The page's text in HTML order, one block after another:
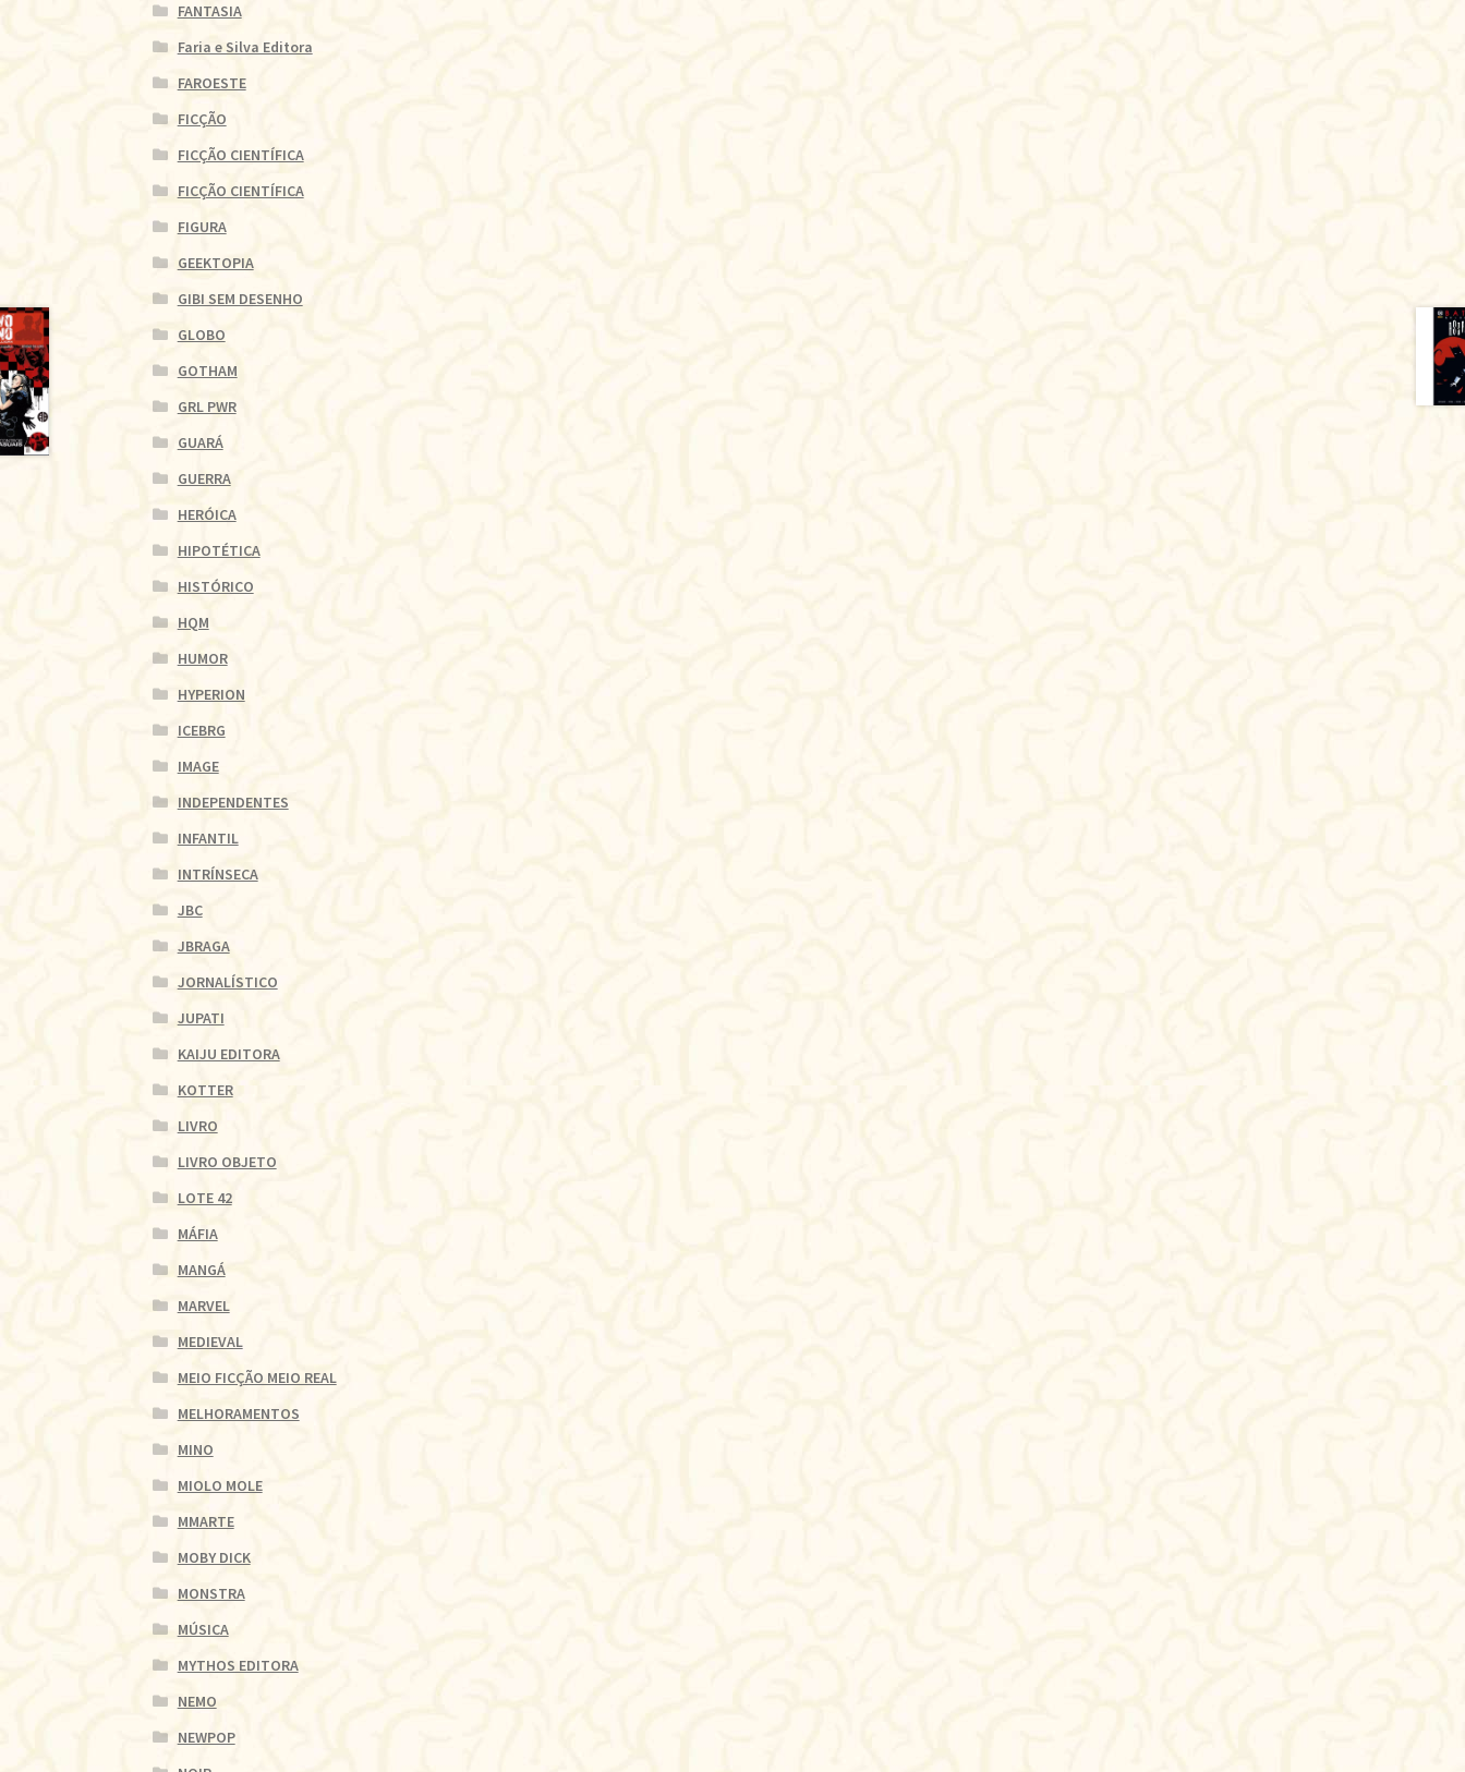
FANTASIA
Faria e Silva Editora
FAROESTE
FICÇÃO
FICÇÃO CIENTÍFICA
FICÇÃO CIENTÍFICA
FIGURA
GEEKTOPIA
GIBI SEM DESENHO
GLOBO
GOTHAM
GRL PWR
GUARÁ
GUERRA
HERÓICA
HIPOTÉTICA
HISTÓRICO
HQM
HUMOR
HYPERION
ICEBRG
IMAGE
INDEPENDENTES
INFANTIL
INTRÍNSECA
JBC
JBRAGA
JORNALÍSTICO
JUPATI
KAIJU EDITORA
KOTTER
LIVRO
LIVRO OBJETO
LOTE 42
MÁFIA
MANGÁ
MARVEL
MEDIEVAL
MEIO FICÇÃO MEIO REAL
MELHORAMENTOS
MINO
MIOLO MOLE
MMARTE
MOBY DICK
MONSTRA
MÚSICA
MYTHOS EDITORA
NEMO
NEWPOP